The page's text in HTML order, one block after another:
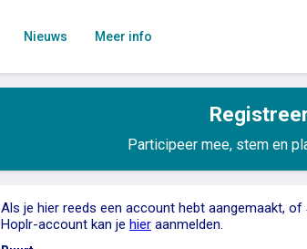
Nieuws Meer info
Participeer mee, stem en
Als je hier reeds een account hebt aangemaakt,
Hoplr-account kan je hier aanmelden.